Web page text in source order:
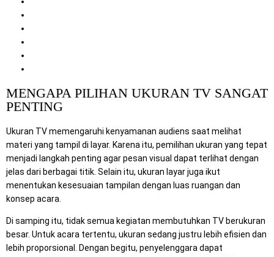
MENGAPA PILIHAN UKURAN TV SANGAT
PENTING
Ukuran TV memengaruhi kenyamanan audiens saat melihat
materi yang tampil di layar. Karena itu, pemilihan ukuran yang tepat
menjadi langkah penting agar pesan visual dapat terlihat dengan
jelas dari berbagai titik. Selain itu, ukuran layar juga ikut
menentukan kesesuaian tampilan dengan luas ruangan dan
konsep acara.
Di samping itu, tidak semua kegiatan membutuhkan TV berukuran
besar. Untuk acara tertentu, ukuran sedang justru lebih efisien dan
lebih proporsional. Dengan begitu, penyelenggara dapat